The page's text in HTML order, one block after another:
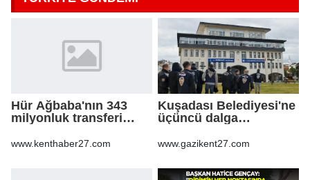
Hür Ağbaba'nın 343
milyonluk transferi
Ağbaba'ya milyonlar
www.kenthaber27.com
Kuşadası Belediyesi'ne
üçüncü dalga
www.gazikent27.com